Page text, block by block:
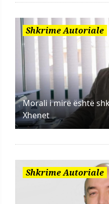
Shkrime Autoriale
Morali i mirë është
Xhenet
Shkrime Autoriale